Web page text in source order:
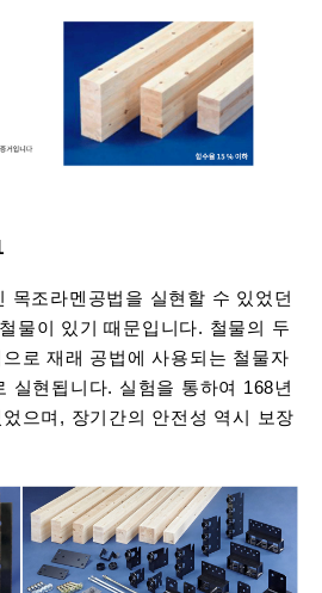
목조라멘공법을 실현할 수 있었던
물이 있기 때문입니다. 철물의 두
로 재래 공법에 사용되는 철물자
실현됩니다. 실험을 통하여 168년
으며, 장기간의 안전성 역시 보장